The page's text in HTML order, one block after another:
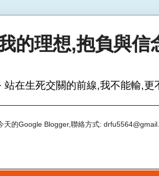
的理想,抱負與信
在生死交關的前線,我不能輸,更
的Google Blogger,聯絡方式: